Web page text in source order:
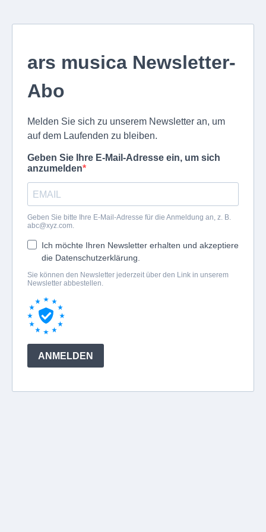
ars musica Newsletter-
Abo
Melden Sie sich zu unserem Newsletter an, um
auf dem Laufenden zu bleiben.
Geben Sie Ihre E-Mail-Adresse ein, um sich
anzumelden
Geben Sie bitte Ihre E-Mail-Adresse für die Anmeldung an, z. B.
abc@xyz.com.
Ich möchte Ihren Newsletter erhalten und akzeptiere
die Datenschutzerklärung.
Sie können den Newsletter jederzeit über den Link in unserem
Newsletter abbestellen.
ANMELDEN